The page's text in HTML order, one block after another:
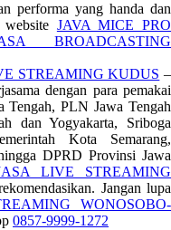
performa yang handa dan
JAVA MICE PRO
BROADCASTING
STREAMING KUDUS –
dengan para pemakai
Tengah, PLN Jawa Tengah
dan Yogyakarta, Sriboga
Kota Semarang,
DPRD Provinsi Jawa
LIVE STREAMING
Jangan lupa
WONOSOBO-
0857-9999-1272